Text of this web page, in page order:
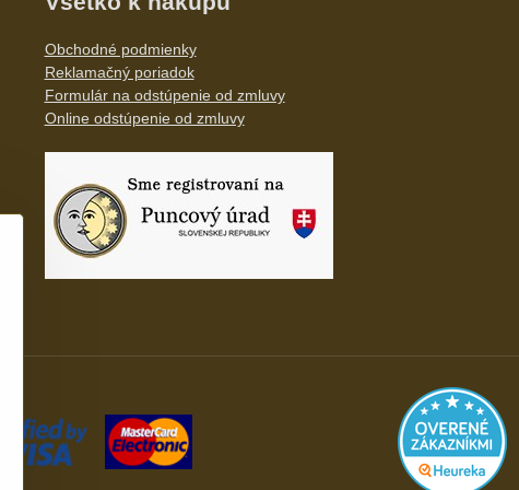
Obchodné podmienky
Reklamačný poriadok
Formulár na odstúpenie od zmluvy
Online odstúpenie od zmluvy